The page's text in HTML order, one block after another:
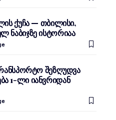
ქუჩა — თბილისი,
ნაბიჯზე ისტორიაა
შეზღუდვა
1-ლი იანვრიდან